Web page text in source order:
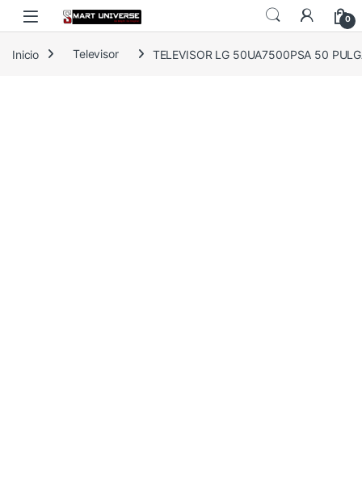
Skip to navigation
Skip to content
0
Inicio Televisor TELEVISOR LG 50UA7500PSA 50